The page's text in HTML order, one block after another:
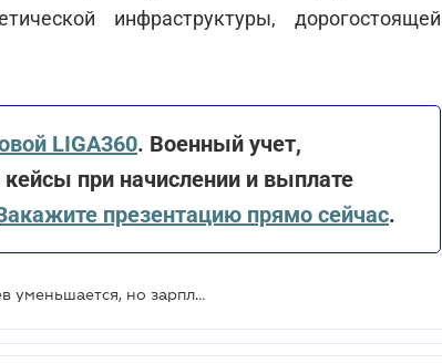
инфраструктуры, дорогостоящей
LIGA360. Военный учет,
при начислении и выплате
презентацию прямо сейчас.
Количество трудоустроенных украинцев уменьшается, но зарплаты продолжают расти - Минэкономики